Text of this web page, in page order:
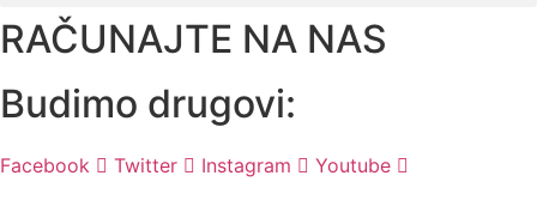
RAČUNAJTE NA NAS
Budimo drugovi:
Facebook Twitter Instagram Youtube